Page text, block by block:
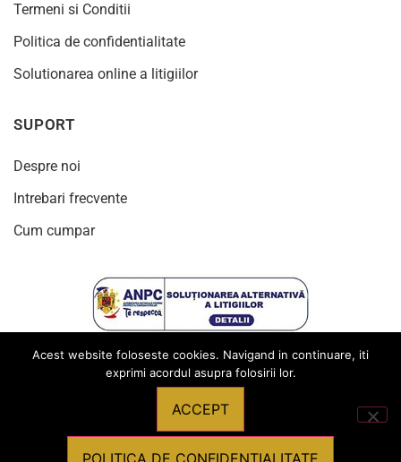
Termeni si Conditii
Politica de confidentialitate
Solutionarea online a litigiilor
SUPORT
Despre noi
Intrebari frecvente
Cum cumpar
Acest website foloseste cookies. Navigand in continuare, iti
exprimi acordul asupra folosirii lor.
ACCEPT
POLITICA DE CONFIDENTIALITATE